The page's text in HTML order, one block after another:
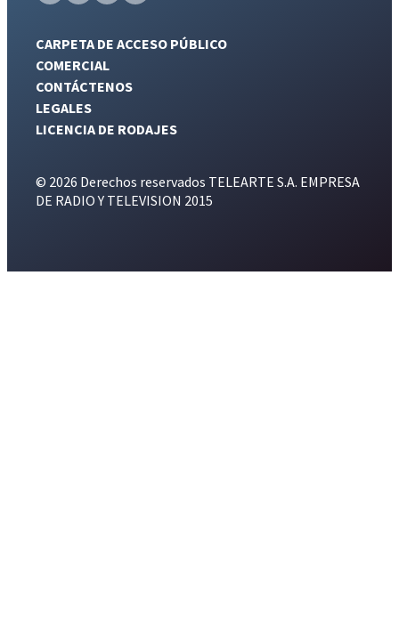
CARPETA DE ACCESO PÚBLICO
COMERCIAL
CONTÁCTENOS
LEGALES
LICENCIA DE RODAJES
© 2026 Derechos reservados TELEARTE S.A. EMPRESA
DE RADIO Y TELEVISION 2015